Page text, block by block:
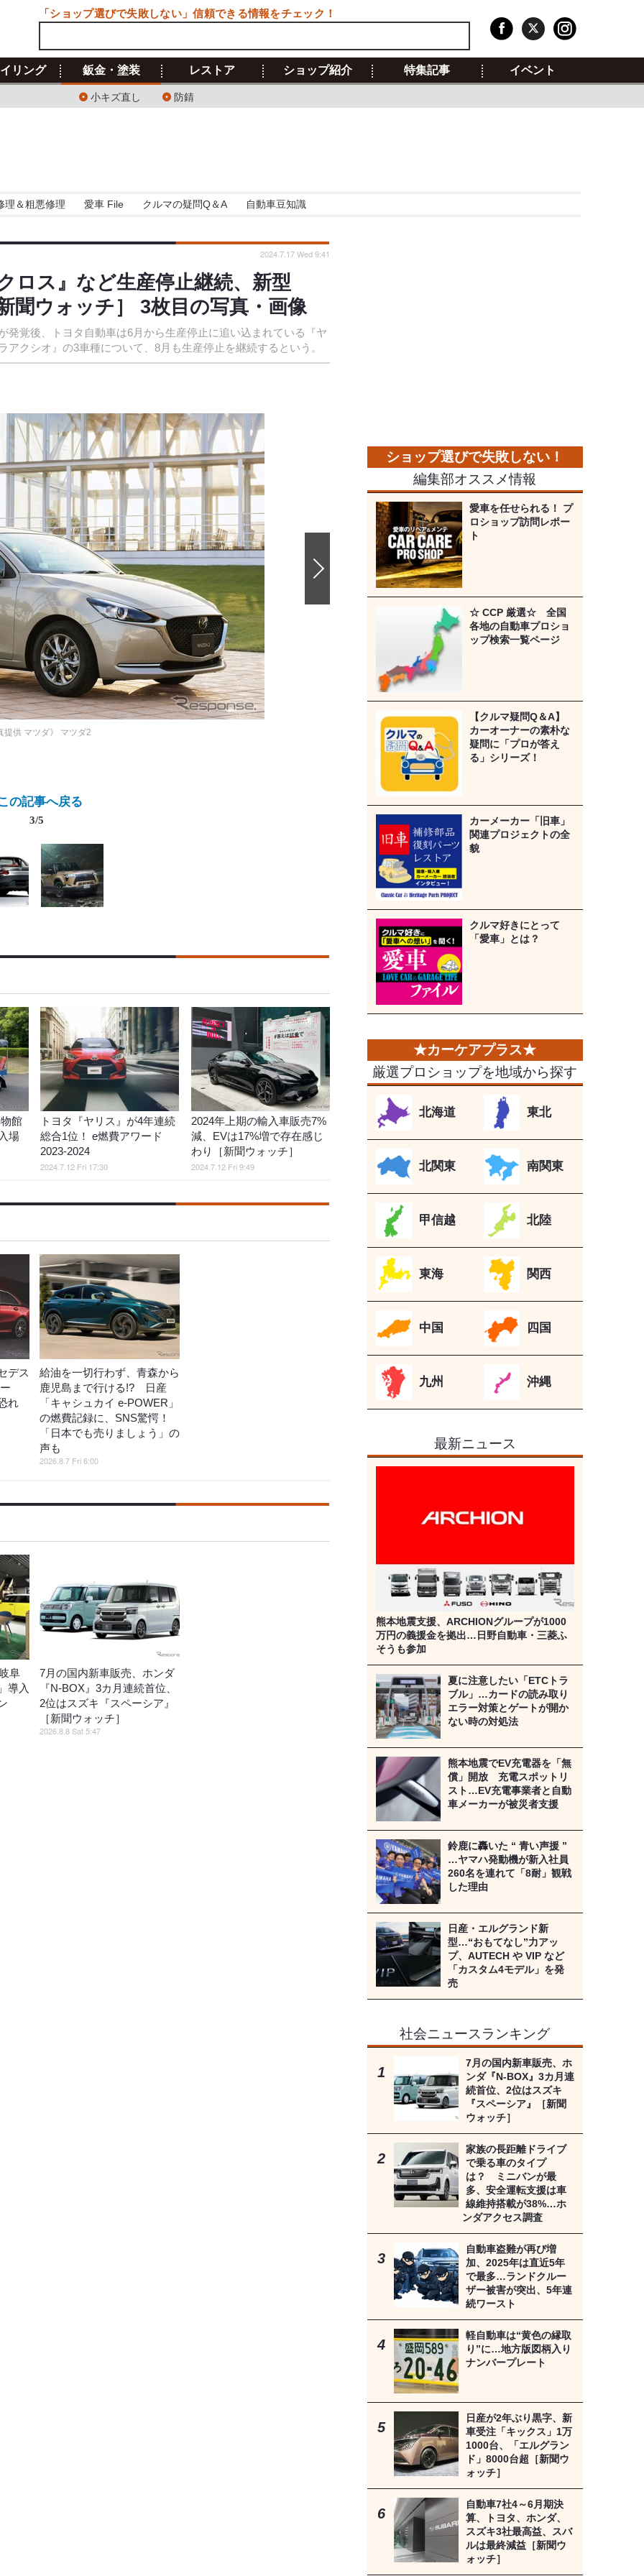
リング 鈑金・塗装
小キズ直し 防錆
レストア ショップ紹介 特集記事 イベント
理＆粗悪修理 愛車 File クルマの疑問Q＆A 自動車豆知識
ロス』など生産停止継続、新型
聞ウォッチ］ 3枚目の写真・画像
覚後、トヨタ自動車は6月から生産停止に追い込まれている『ヤ
クシオ』の3車種について、8月も生産停止を継続するという。
2024.7.17 Wed 9:41
提供 マツダ》 マツダ2
の記事へ戻る
3/5
館
場
トヨタ『ヤリス』が4年連続
総合1位！ e燃費アワード
2023-2024
2024.7.12 Fri 17:30
2024年上期の輸入車販売7%
減、EVは17%増で存在感じ
わり［新聞ウォッチ］
2024.7.12 Fri 9:49
デス
れ
給油を一切行わず、青森から
鹿児島まで行ける!? 日産
「キャシュカイ e-POWER」
の燃費記録に、SNS驚愕！
「日本でも売りましょう」の
声も
2026.8.7 Fri 6:00
阜
導入
7月の国内新車販売、ホンダ
『N-BOX』3カ月連続首位、
2位はスズキ『スペーシア』
［新聞ウォッチ］
2026.8.8 Sat 5:47
編集部オススメ情報
愛車を任せられる！ プ
ロショップ訪問レポー
ト
☆ CCP 厳選☆ 全国
各地の自動車プロショ
ップ検索一覧ページ
【クルマ疑問Q＆A】
カーオーナーの素朴な
疑問に「プロが答え
る」シリーズ！
カーメーカー「旧車」
関連プロジェクトの全
貌
クルマ好きにとって
「愛車」とは？
厳選プロショップを地域から探す
北海道 東北
北関東 南関東
甲信越 北陸
東海 関西
中国 四国
九州 沖縄
最新ニュース
熊本地震支援、ARCHIONグループが1000
万円の義援金を拠出…日野自動車・三菱ふ
そうも参加
夏に注意したい「ETCトラ
ブル」…カードの読み取り
エラー対策とゲートが開か
ない時の対処法
熊本地震でEV充電器を「無
償」開放 充電スポットリ
スト…EV充電事業者と自動
車メーカーが被災者支援
鈴鹿に轟いた “ 青い声援 ”
…ヤマハ発動機が新入社員
260名を連れて「8耐」観戦
した理由
日産・エルグランド新
型…“おもてなし”力アッ
プ、AUTECH や VIP など
「カスタム4モデル」を発
売
社会ニュースランキング
7月の国内新車販売、ホ
ンダ『N-BOX』3カ月連
続首位、2位はスズキ
『スペーシア』［新聞
ウォッチ］
家族の長距離ドライブ
で乗る車のタイプ
は？ ミニバンが最
多、安全運転支援は車
線維持搭載が38%…ホ
ンダアクセス調査
自動車盗難が再び増
加、2025年は直近5年
で最多…ランドクルー
ザー被害が突出、5年連
続ワースト
軽自動車は“黄色の縁取
り”に…地方版図柄入り
ナンバープレート
日産が2年ぶり黒字、新
車受注「キックス」1万
1000台、「エルグラン
ド」8000台超［新聞ウ
ォッチ］
自動車7社4～6月期決
算、トヨタ、ホンダ、
スズキ3社最高益、スバ
ルは最終減益［新聞ウ
ォッチ］
「ショップ選びで失敗しない」信頼できる情報をチェック！